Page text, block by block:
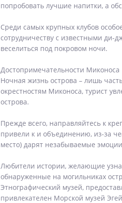
попробовать лучшие напитки, а
Среди самых крупных клубов
сотрудничеству с известными ди-
веселиться под покровом ночи.
Достопримечательности Миконоса
Ночная жизнь острова – лишь
окрестностям Миконоса, турист
острова.
Прежде всего, направляйтесь к
привели к и объединению, из-за
место) дарят незабываемые
Любители истории, желающие
обнаруженные на могильниках
Этнографический музей,
привлекателен Морской музей